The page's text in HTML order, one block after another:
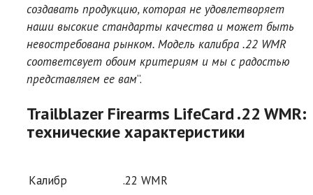
создавать продукцию, которая не удовлетворяет
наши высокие стандарты качества и может быть
невостребована рынком. Модель калибра .22 WMR
соответсвует обоим критериям и мы с радостью
представляем ее вам”.
Trailblazer Firearms LifeCard .22 WMR:
технические характеристики
Калибр .22 WMR